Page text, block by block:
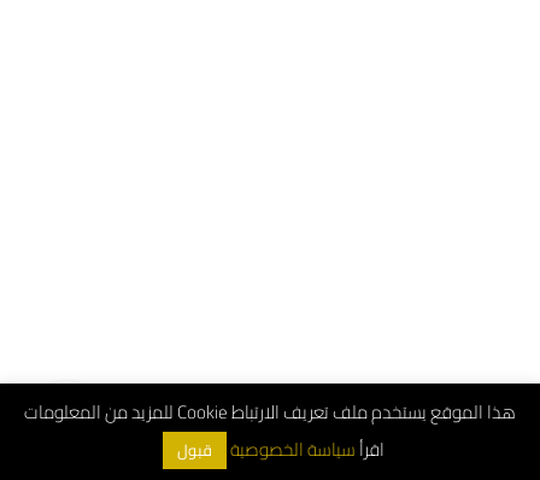
هذا الموقع يستخدم ملف تعريف الارتباط Cookie للمزيد من المعلومات
اقرأسياسة الخصوصية قبول